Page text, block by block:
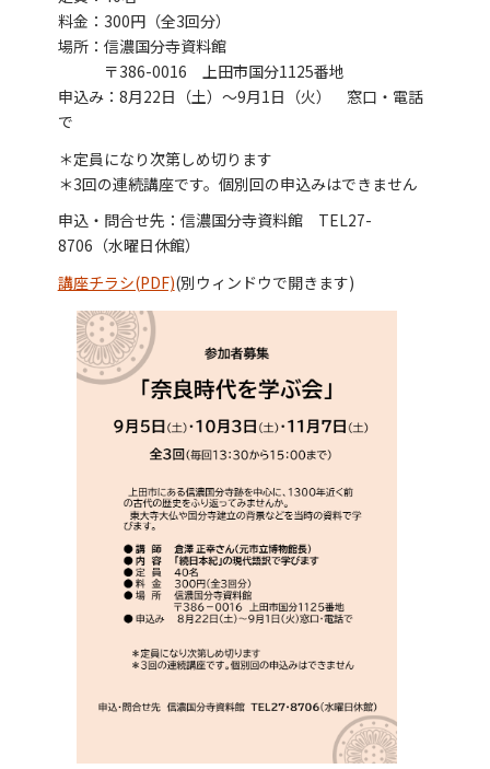
料金：300円（全3回分）
場所：信濃国分寺資料館
〒386-0016 上田市国分1125番地
申込み：8月22日（土）～9月1日（火） 窓口・電話
で
＊定員になり次第しめ切ります
＊3回の連続講座です。個別回の申込みはできません
申込・問合せ先：信濃国分寺資料館 TEL27-
8706（水曜日休館）
講座チラシ(PDF)(別ウィンドウで開きます)